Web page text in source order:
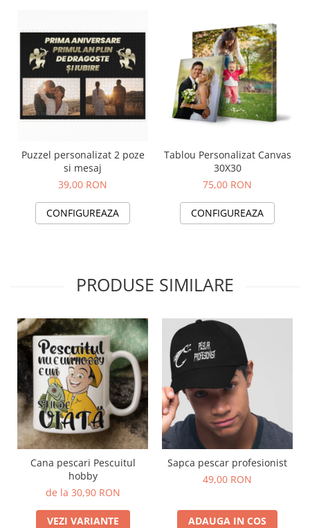
Puzzel personalizat 2 poze
si mesaj
39,00 RON
CONFIGUREAZA
Tablou Personalizat Canvas
30X30
75,00 RON
CONFIGUREAZA
PRODUSE SIMILARE
Cana pescari Pescuitul
hobby
de la 30,90 RON
VEZI VARIANTE
Sapca pescar profesionist
49,00 RON
ADAUGA IN COS